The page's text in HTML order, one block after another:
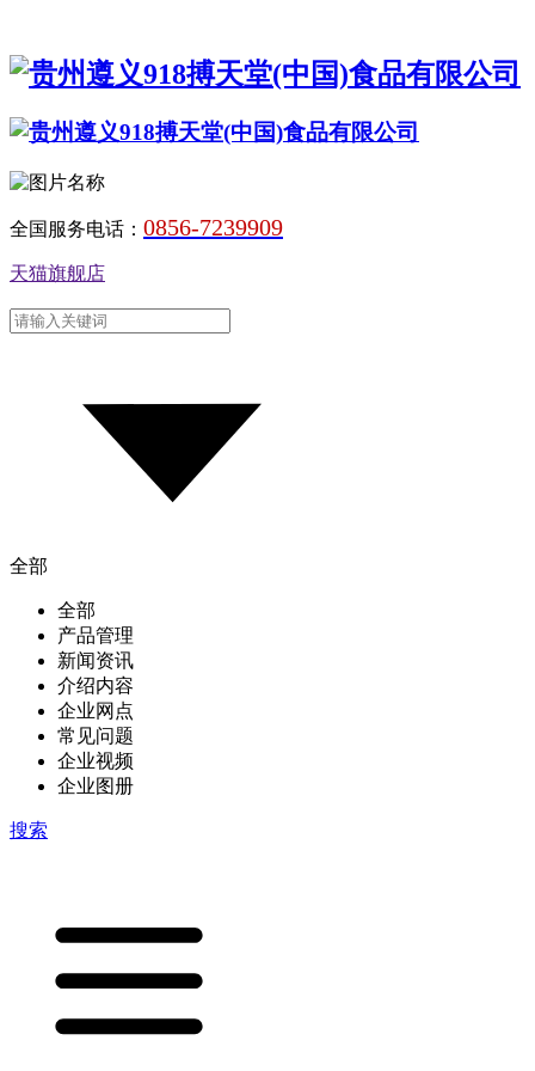
全国服务电话： 0856-7239909
天猫旗舰店
全部
全部
产品管理
新闻资讯
介绍内容
企业网点
常见问题
企业视频
企业图册
搜索